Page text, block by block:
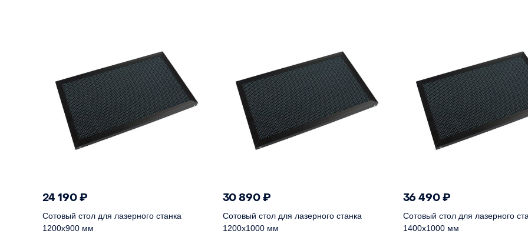
24 190₽
Сотовый стол для лазерного станка
1200х900 мм
30 890₽
Сотовый стол для лазерного станка
1200х1000 мм
36 490₽
Сотовый стол для лазерного
1400х1000 мм